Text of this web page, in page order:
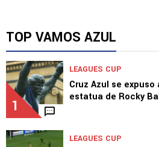
TOP VAMOS AZUL
1
LEAGUES CUP
Cruz Azul se
estatua de Rocky
LEAGUES CUP